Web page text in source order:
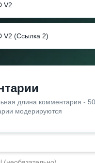
V2
V2 (Ссылка 2)
длина комментария - 50
модерируются